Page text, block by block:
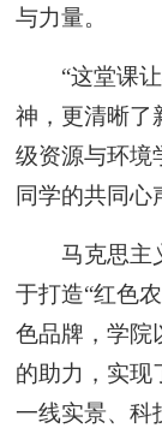
与力量。
“这堂课
神，更清晰了
级资源与环境
同学的共同心
马克思主
于打造“红色
色品牌，学院
的助力，实现
一线实景、科